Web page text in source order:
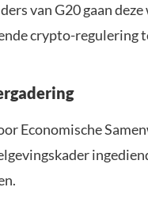
van G20 gaan deze
crypto-regulering
Economische